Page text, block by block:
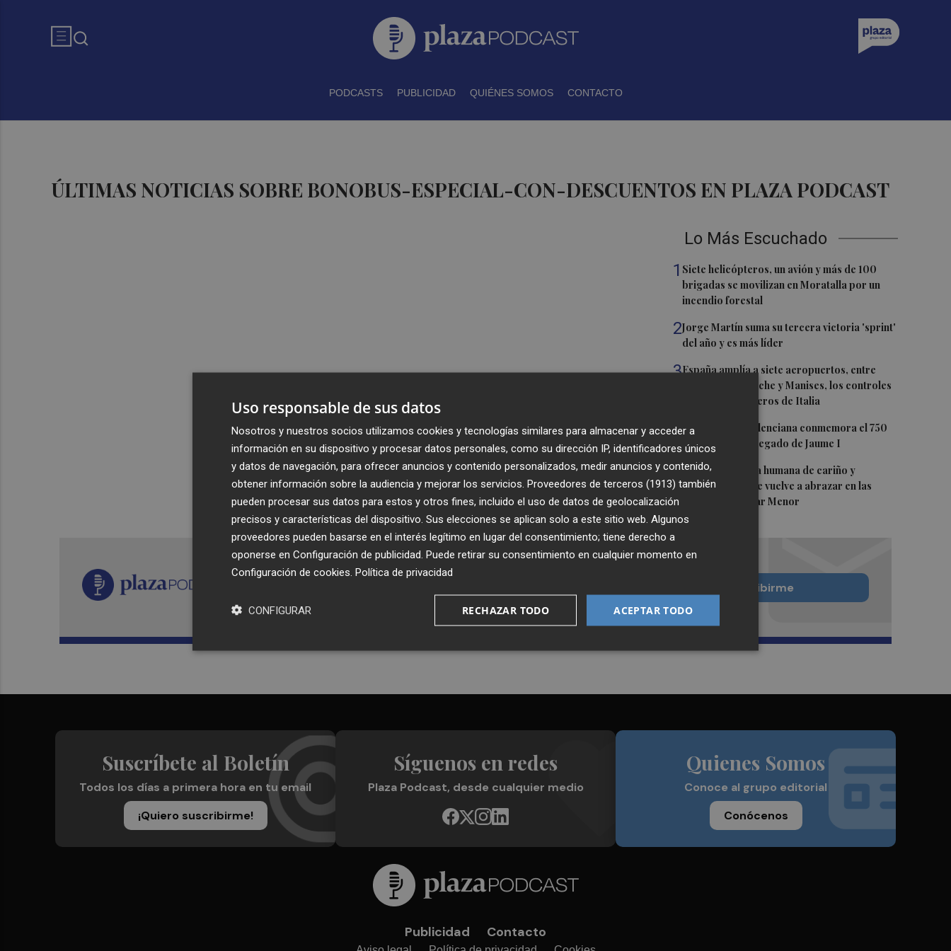
PODCASTS PUBLICIDAD QUIÉNES SOMOS CONTACTO
ÚLTIMAS NOTICIAS SOBRE BONOBUS-ESPECIAL-CON-DESCUENTOS EN PLAZA PODCAST
Lo Más Escuchado
1 Siete helicópteros, un avión y más de 100
brigadas se movilizan en Moratalla por un
incendio forestal
2Jorge Martín suma su tercera victoria 'sprint'
del año y es más líder
3España amplía a siete aeropuertos, entre
ellos Alicante-Elche y Manises, los controles
aleatorios a viajeros de Italia
4La Biblioteca Valenciana conmemora el 750
aniversario del legado de Jaume I
5Una gran cadena humana de cariño y
reivindicación se vuelve a abrazar en las
playas por el Mar Menor
Recibe toda la actualidad de
Plaza Podcast en tu correo
Quiero suscribirme
Suscríbete al Boletín
Todos los días a primera hora en tu email
¡Quiero suscribirme!
Síguenos en redes
Plaza Podcast, desde cualquier medio
Quienes Somos
Conoce al grupo editorial
Conócenos
Publicidad Contacto
Uso responsable de sus datos
Nosotros y nuestros socios utilizamos cookies y tecnologías similares para almacenar y acceder a
información en su dispositivo y procesar datos personales, como su dirección IP, identificadores únicos
y datos de navegación, para ofrecer anuncios y contenido personalizados, medir anuncios y contenido,
obtener información sobre la audiencia y mejorar los servicios. Proveedores de terceros (1913) también
pueden procesar sus datos para estos y otros fines, incluido el uso de datos de geolocalización
precisos y características del dispositivo. Sus elecciones se aplican solo a este sitio web. Algunos
proveedores pueden basarse en el interés legítimo en lugar del consentimiento; tiene derecho a
oponerse en Configuración de publicidad . Puede retirar su consentimiento en cualquier momento en
Configuración de cookies Política de privacidad
ACEPTAR TODO
RECHAZAR TODO
CONFIGURAR